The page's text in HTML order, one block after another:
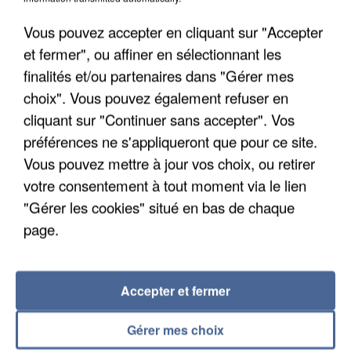
UN SECOND CADRE DE LA DZ MAFIA
INTERPELLÉ EN ALGÉRIE
Vous pouvez accepter en cliquant sur "Accepter
et fermer", ou affiner en sélectionnant les
finalités et/ou partenaires dans "Gérer mes
choix". Vous pouvez également refuser en
cliquant sur "Continuer sans accepter". Vos
préférences ne s'appliqueront que pour ce site.
Vous pouvez mettre à jour vos choix, ou retirer
votre consentement à tout moment via le lien
"Gérer les cookies" situé en bas de chaque
page.
Gérer mes choix
Accepter et fermer